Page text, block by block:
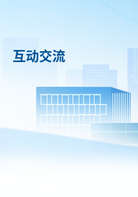
互动交流